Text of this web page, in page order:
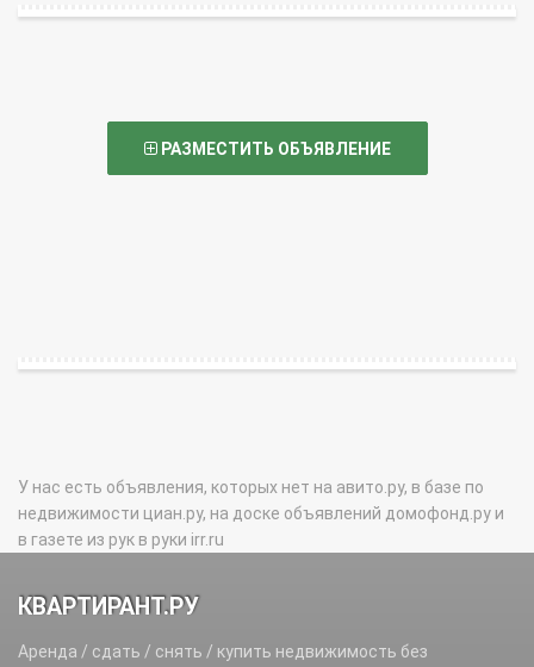
РАЗМЕСТИТЬ ОБЪЯВЛЕНИЕ
У нас есть объявления, которых нет на авито.ру, в базе по
недвижимости циан.ру, на доске объявлений домофонд.ру и
в газете из рук в руки irr.ru
КВАРТИРАНТ.РУ
Аренда / сдать / снять / купить недвижимость без